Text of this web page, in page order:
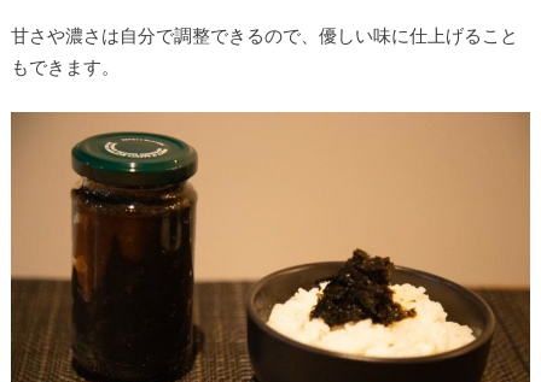
甘さや濃さは自分で調整できるので、優しい味に仕上げること
もできます。